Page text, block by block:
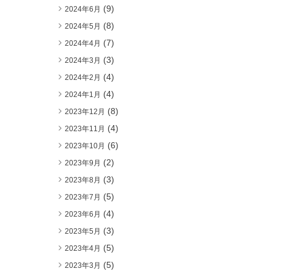
2024年6月 (9)
2024年5月 (8)
2024年4月 (7)
2024年3月 (3)
2024年2月 (4)
2024年1月 (4)
2023年12月 (8)
2023年11月 (4)
2023年10月 (6)
2023年9月 (2)
2023年8月 (3)
2023年7月 (5)
2023年6月 (4)
2023年5月 (3)
2023年4月 (5)
2023年3月 (5)